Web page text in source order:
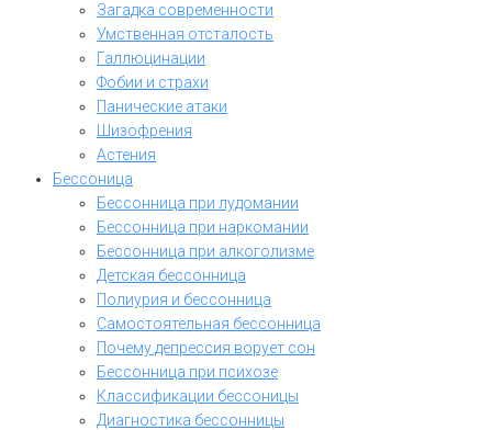
Загадка современности
Умственная отсталость
Галлюцинации
Фобии и страхи
Панические атаки
Шизофрения
Астения
Бессоница
Бессонница при лудомании
Бессонница при наркомании
Бессонница при алкоголизме
Детская бессонница
Полиурия и бессонница
Самостоятельная бессонница
Почему депрессия ворует сон
Бессонница при психозе
Классификации бессоницы
Диагностика бессонницы